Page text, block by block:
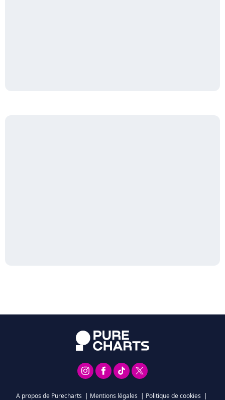
A propos de Purecharts | Mentions légales | Politique de cookies |